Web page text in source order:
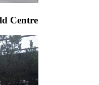
Centre